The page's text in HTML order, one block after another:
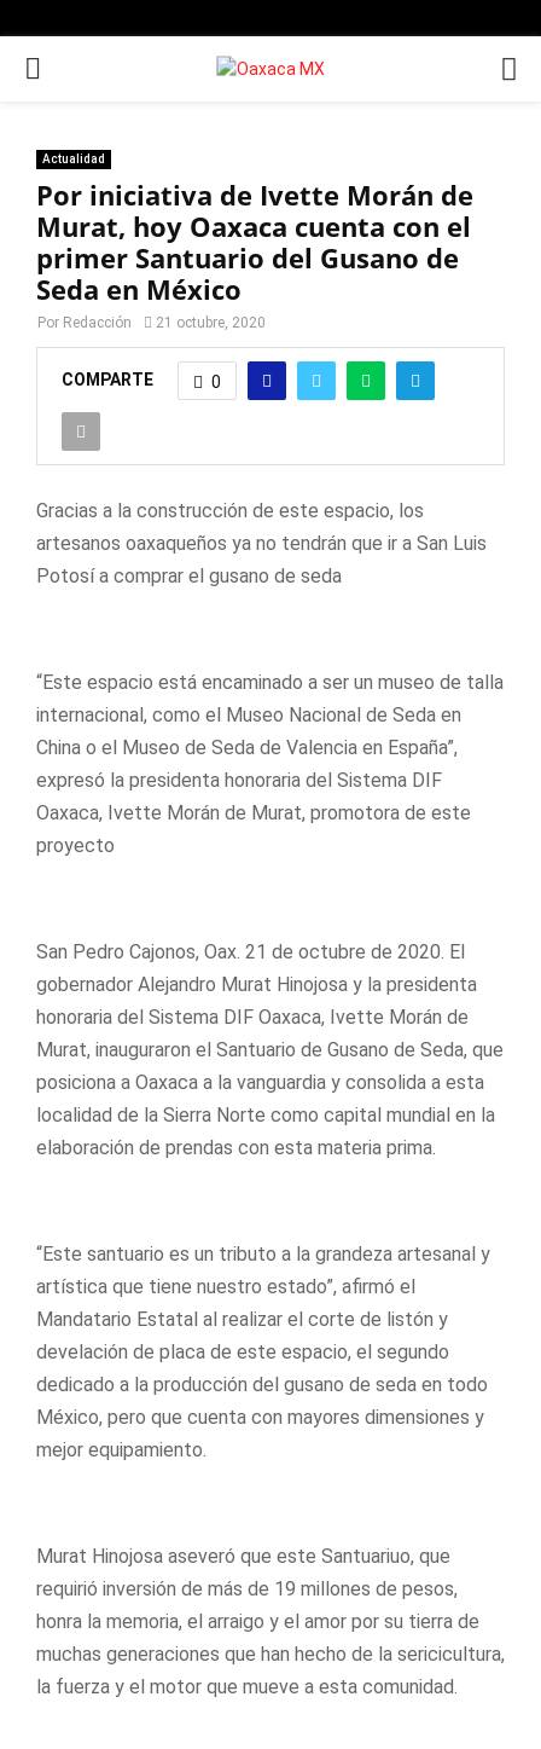
PRIMARY
Actualidad
Por iniciativa de Ivette Morán de
Murat, hoy Oaxaca cuenta con el
primer Santuario del Gusano de
Seda en México
Por Redacción 21 octubre, 2020
COMPARTE 0
Gracias a la construcción de este espacio, los
artesanos oaxaqueños ya no tendrán que ir a San Luis
Potosí a comprar el gusano de seda
“Este espacio está encaminado a ser un museo de talla
internacional, como el Museo Nacional de Seda en
China o el Museo de Seda de Valencia en España”,
expresó la presidenta honoraria del Sistema DIF
Oaxaca, Ivette Morán de Murat, promotora de este
proyecto
San Pedro Cajonos, Oax. 21 de octubre de 2020. El
gobernador Alejandro Murat Hinojosa y la presidenta
honoraria del Sistema DIF Oaxaca, Ivette Morán de
Murat, inauguraron el Santuario de Gusano de Seda, que
posiciona a Oaxaca a la vanguardia y consolida a esta
localidad de la Sierra Norte como capital mundial en la
elaboración de prendas con esta materia prima.
“Este santuario es un tributo a la grandeza artesanal y
artística que tiene nuestro estado”, afirmó el
Mandatario Estatal al realizar el corte de listón y
develación de placa de este espacio, el segundo
dedicado a la producción del gusano de seda en todo
México, pero que cuenta con mayores dimensiones y
mejor equipamiento.
Murat Hinojosa aseveró que este Santuariuo, que
requirió inversión de más de 19 millones de pesos,
honra la memoria, el arraigo y el amor por su tierra de
muchas generaciones que han hecho de la sericicultura,
la fuerza y el motor que mueve a esta comunidad.